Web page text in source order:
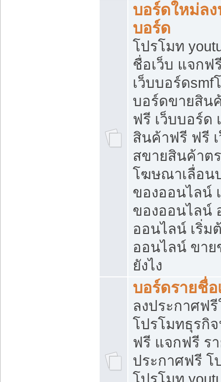
บอร์ดใหม่ลง
บอร์ด
โปรโมท
ชื่อเว็บ แจกฟ
เว็บบอร์ดsmf
บอร์ดขายสิน
ฟรี เว็บบอร์ด
สินค้าฟรี ฟรี
สขายสินค้าต
โฆษณาเลื่อน
ของออนไลน์
ของออนไลน์
ออนไลน์ เริ่ม
ออนไลน์ ขาย
ยังไง
บอร์ดรายชื่อ
ลงประกาศฟรี
โปรโมทธุรกิ
ฟรี แจกฟรี ร
ประกาศฟรี โ